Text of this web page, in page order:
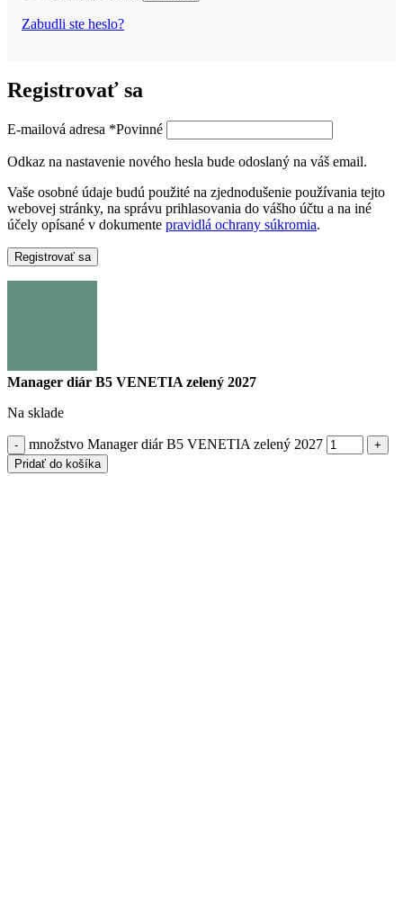
Zabudli ste heslo?
Registrovať sa
E-mailová adresa *Povinné
Odkaz na nastavenie nového hesla bude odoslaný na váš email.
Vaše osobné údaje budú použité na zjednodušenie používania tejto
webovej stránky, na správu prihlasovania do vášho účtu a na iné
účely opísané v dokumente pravidlá ochrany súkromia.
Registrovať sa
Manager diár B5 VENETIA zelený 2027
Na sklade
množstvo Manager diár B5 VENETIA zelený 2027
Pridať do košíka